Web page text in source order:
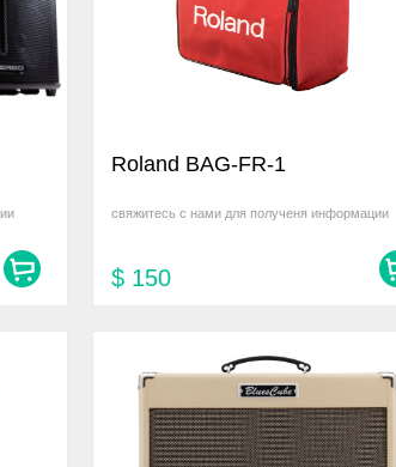
Roland BAG-FR-1
свяжитесь с нами для полученя информации
$ 150